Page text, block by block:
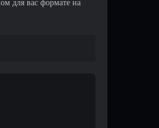
для вас формате на